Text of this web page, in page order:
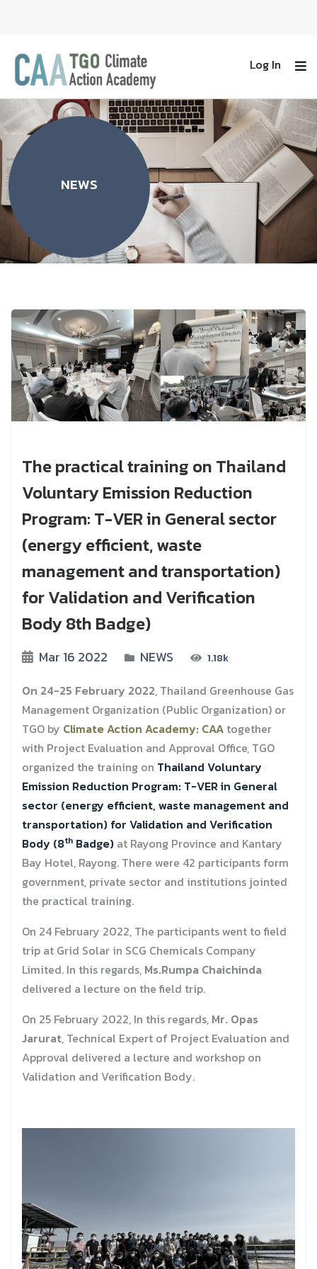
Log In
The practical training on Thailand
Voluntary Emission Reduction
Program: T-VER in General sector
(energy efficient, waste
management and transportation)
for Validation and Verification
Body 8th Badge)
Mar 16 2022 NEWS 1.18k
On 24-25 February 2022, Thailand Greenhouse Gas
Management Organization (Public Organization) or
TGO by Climate Action Academy: CAA together
with Project Evaluation and Approval Office, TGO
organized the training on Thailand Voluntary
Emission Reduction Program: T-VER in General
sector (energy efficient, waste management and
transportation) for Validation and Verification
Body (8th Badge) at Rayong Province and Kantary
Bay Hotel, Rayong. There were 42 participants form
government, private sector and institutions jointed
the practical training.
On 24 February 2022, The participants went to field
trip at Grid Solar in SCG Chemicals Company
Limited. In this regards, Ms.Rumpa Chaichinda
delivered a lecture on the field trip.
On 25 February 2022, In this regards, Mr. Opas
Jarurat, Technical Expert of Project Evaluation and
Approval delivered a lecture and workshop on
Validation and Verification Body.